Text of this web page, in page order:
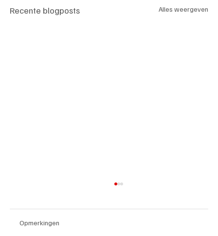
Recente blogposts Alles weergeven
Opmerkingen